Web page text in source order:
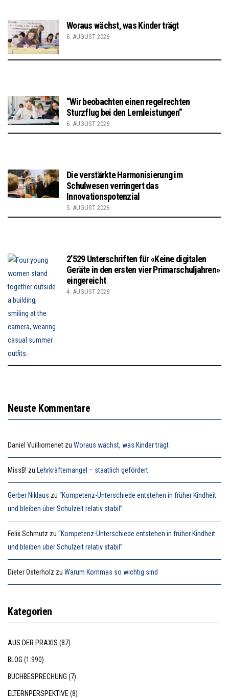
Woraus wächst, was Kinder trägt
6. AUGUST 2026
“Wir beobachten einen regelrechten
Sturzflug bei den Lernleistungen”
6. AUGUST 2026
Die verstärkte Harmonisierung im
Schulwesen verringert das
Innovationspotenzial
5. AUGUST 2026
2’529 Unterschriften für «Keine digitalen
Geräte in den ersten vier Primarschuljahren»
eingereicht
4. AUGUST 2026
Neuste Kommentare
Daniel Vuilliomenet zu Woraus wächst, was Kinder trägt
MissB! zu Lehrkräftemangel – staatlich gefördert
Gerber Niklaus zu “Kompetenz-Unterschiede entstehen in früher Kindheit
und bleiben über Schulzeit relativ stabil”
Felix Schmutz zu “Kompetenz-Unterschiede entstehen in früher Kindheit
und bleiben über Schulzeit relativ stabil”
Dieter Osterholz zu Warum Kommas so wichtig sind
Kategorien
AUS DER PRAXIS (87)
BLOG (1.990)
BUCHBESPRECHUNG (7)
ELTERNPERSPEKTIVE (8)